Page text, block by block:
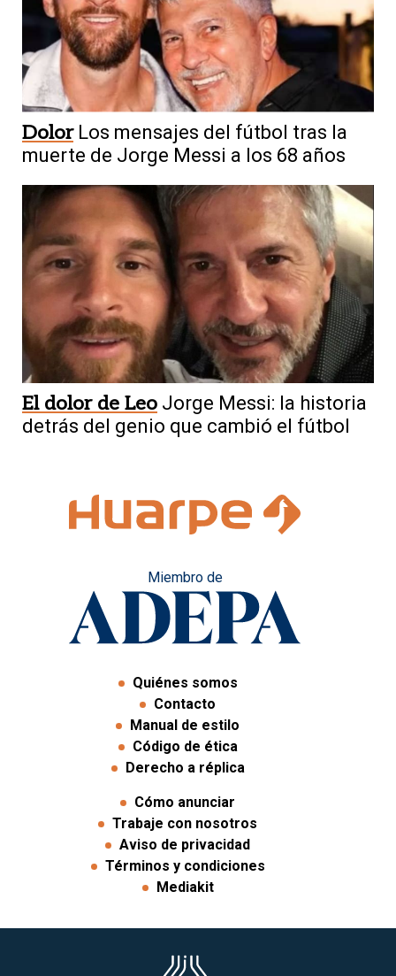
Dolor Los mensajes del fútbol tras la
muerte de Jorge Messi a los 68 años
El dolor de Leo Jorge Messi: la historia
detrás del genio que cambió el fútbol
Miembro de
Quiénes somos
Contacto
Manual de estilo
Código de ética
Derecho a réplica
Cómo anunciar
Trabaje con nosotros
Aviso de privacidad
Términos y condiciones
Mediakit